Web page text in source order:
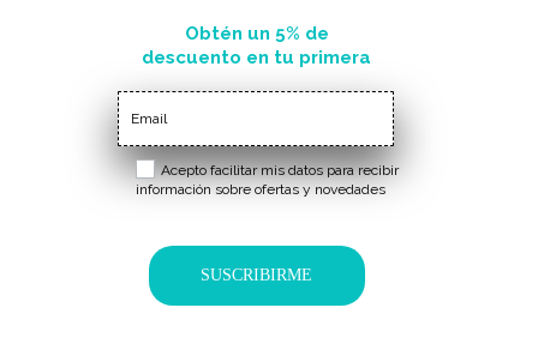
Obtén un 5% de
descuento en tu primera
SUSCRIBIRME
Acepto facilitar mis datos para recibir
información sobre ofertas y novedades